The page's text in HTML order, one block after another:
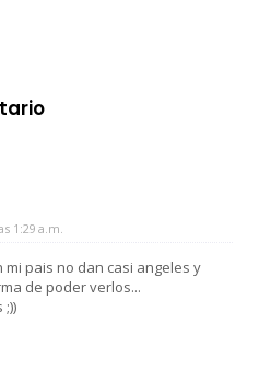
1:29 a.m.
mi pais no dan casi angeles y
de poder verlos...
;))